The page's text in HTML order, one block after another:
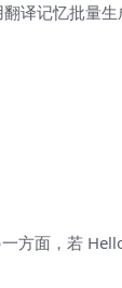
译记忆批量生
方面，若